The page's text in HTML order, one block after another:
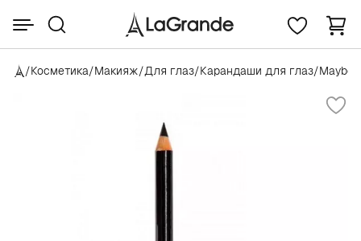
/Косметика/Макияж/Для глаз/Карандаши для глаз/